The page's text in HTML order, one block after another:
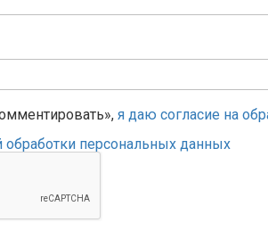
я даю согласие на
персональных данных